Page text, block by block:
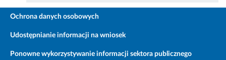
Ochrona danych osobowych
Udostępnianie informacji na wniosek
Ponowne wykorzystywanie informacji sektora publicznego